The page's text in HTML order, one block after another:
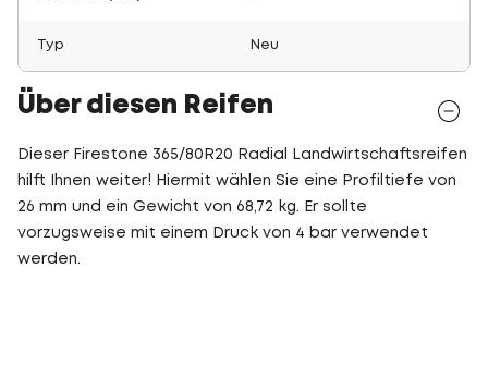
Typ Neu
Über diesen Reifen
Dieser Firestone 365/80R20 Radial Landwirtschaftsreifen
hilft Ihnen weiter! Hiermit wählen Sie eine Profiltiefe von
26 mm und ein Gewicht von 68,72 kg. Er sollte
vorzugsweise mit einem Druck von 4 bar verwendet
werden.